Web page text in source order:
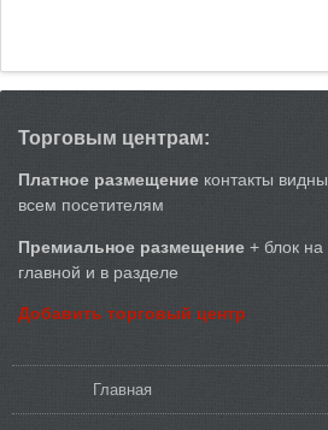
Торговым центрам:
Платное размещение контакты видны
всем посетителям
Премиальное размещение + блок на
главной и в разделе
Добавить торговый центр
Главная